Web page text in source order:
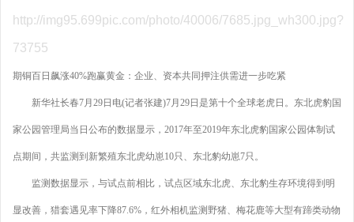
http://img95.699pic.com/photo/40006/7685.jpg_wh300.jpg?
73755
期铜百日飙涨40%跑赢黄金：企业、资本共同押注供需进一步吃紧
新华社长春7月29日电(记者张建)7月29日是第十个全球老虎日。东北虎豹国
家公园管理局当日公布的数据显示，2017年至2019年东北虎豹国家公园体制试
点期间，共监测到新繁殖东北虎幼崽10只、东北豹幼崽7只。
监测数据显示，与试点前相比，试点区域东北虎、东北豹生存环境得到明
显改善，猎套遇见率下降87.6%，红外相机监测野猪、梅花鹿等大型有蹄类动物